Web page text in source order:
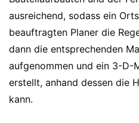
ausreichend, sodass ein
beauftragten Planer die
dann die entsprechenden
aufgenommen und ein 3-D-
erstellt, anhand dessen die
kann.